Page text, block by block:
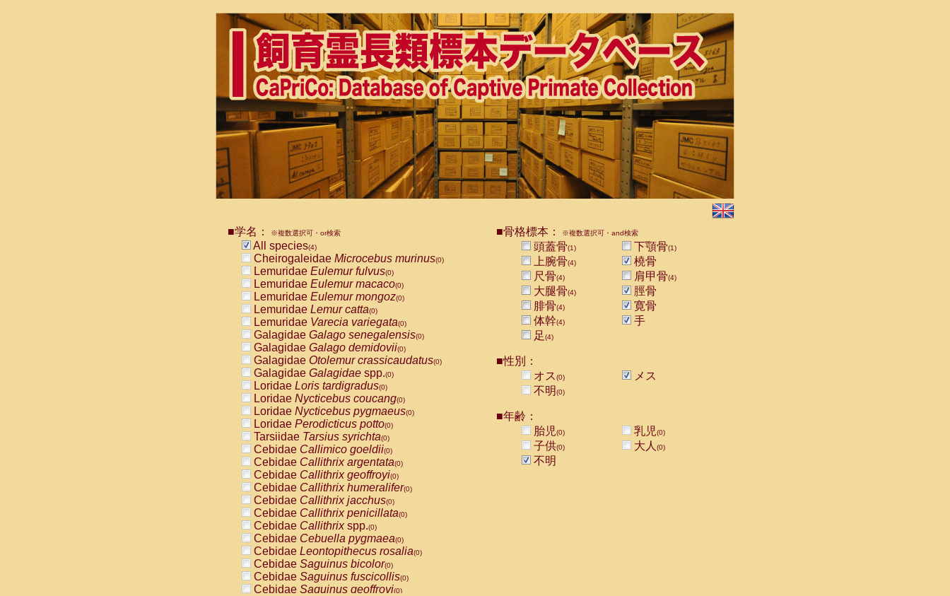
■学名： ※複数選択可・or検索
All species(4)
Cheirogaleidae Microcebus murinus(0)
Lemuridae Eulemur fulvus(0)
Lemuridae Eulemur macaco(0)
Lemuridae Eulemur mongoz(0)
Lemuridae Lemur catta(0)
Lemuridae Varecia variegata(0)
Galagidae Galago senegalensis(0)
Galagidae Galago demidovii(0)
Galagidae Otolemur crassicaudatus(0)
Galagidae Galagidae spp.(0)
Loridae Loris tardigradus(0)
Loridae Nycticebus coucang(0)
Loridae Nycticebus pygmaeus(0)
Loridae Perodicticus potto(0)
Tarsiidae Tarsius syrichta(0)
Cebidae Callimico goeldii(0)
Cebidae Callithrix argentata(0)
Cebidae Callithrix geoffroyi(0)
Cebidae Callithrix humeralifer(0)
Cebidae Callithrix jacchus(0)
Cebidae Callithrix penicillata(0)
Cebidae Callithrixspp.(0)
Cebidae Cebuella pygmaea(0)
Cebidae Leontopithecus rosalia(0)
Cebidae Saguinus bicolor(0)
Cebidae Saguinus fuscicollis(0)
Cebidae Saguinus geoffroyi(0)
■骨格標本： ※複数選択可・and検索
頭蓋骨(1) 下顎骨(1)
上腕骨(4)
橈骨
尺骨(4) 肩甲骨(4)
大腿骨(4)
脛骨
腓骨(4)
寛骨
体幹(4)
手
足(4)
■性別：
オス(0)
メス
不明(0)
■年齢：
胎児(0) 乳児(0)
子供(0) 大人 (0)
不明